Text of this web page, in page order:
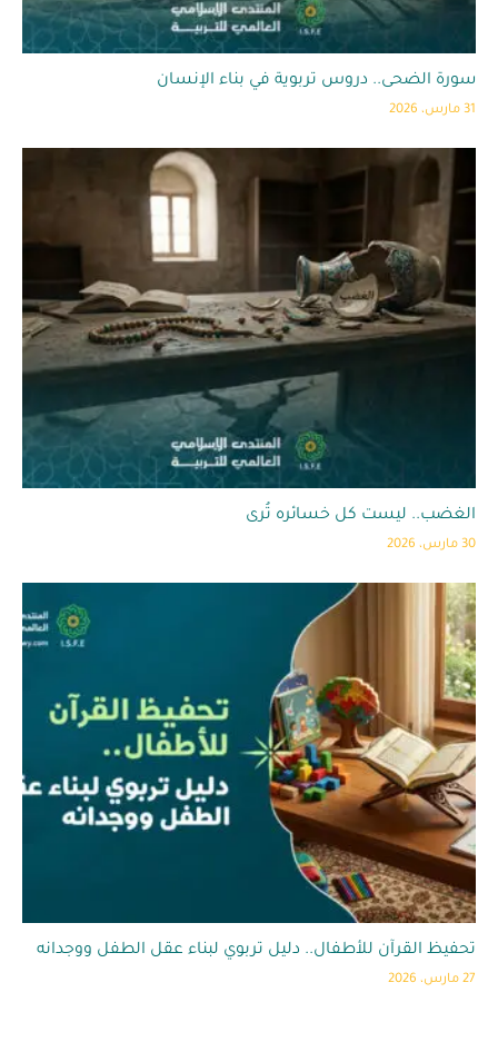
سورة الضحى.. دروس تربوية في بناء الإنسان
31 مارس، 2026
الغضب.. ليست كل خسائره تُرى
30 مارس، 2026
تحفيظ القرآن للأطفال.. دليل تربوي لبناء عقل الطفل ووجدانه
27 مارس، 2026